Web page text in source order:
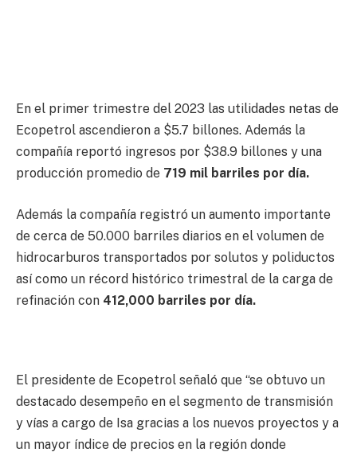
En el primer trimestre del 2023 las utilidades netas de
Ecopetrol ascendieron a $5.7 billones. Además la
compañía reportó ingresos por $38.9 billones y una
producción promedio de 719 mil barriles por día.
Además la compañía registró un aumento importante
de cerca de 50.000 barriles diarios en el volumen de
hidrocarburos transportados por solutos y poliductos
así como un récord histórico trimestral de la carga de
refinación con 412,000 barriles por día.
El presidente de Ecopetrol señaló que “se obtuvo un
destacado desempeño en el segmento de transmisión
y vías a cargo de Isa gracias a los nuevos proyectos y a
un mayor índice de precios en la región donde